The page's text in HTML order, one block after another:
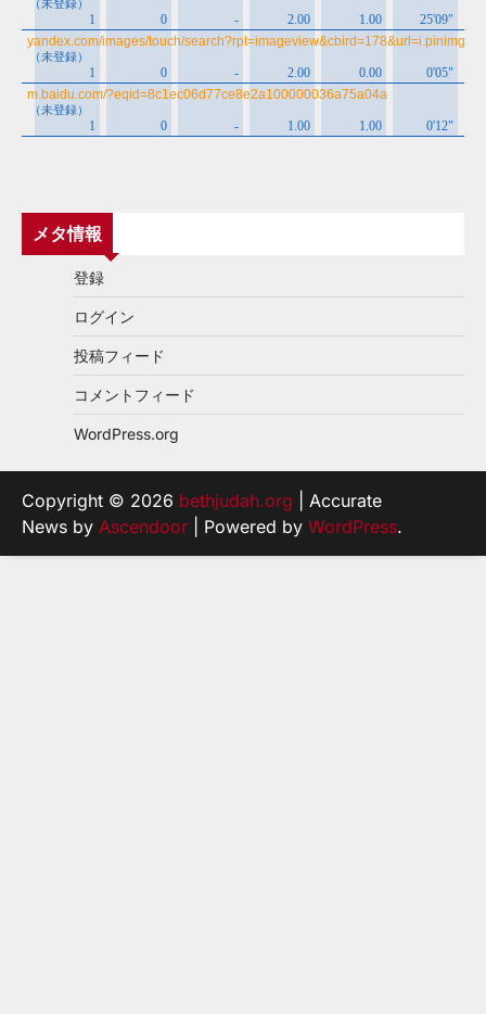
メタ情報
登録
ログイン
投稿フィード
コメントフィード
WordPress.org
Copyright © 2026 bethjudah.org | Accurate
News by Ascendoor | Powered by WordPress.